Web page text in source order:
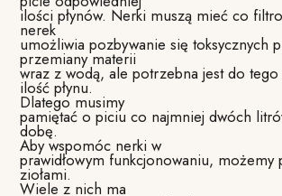
ilości płynów. Nerki muszą mieć co
nerek
umożliwia pozbywanie się toksycznych
przemiany materii
wraz z wodą, ale potrzebna jest do
ilość płynu.
Dlatego musimy
pamiętać o piciu co najmniej dwóch
dobę.
Aby wspomóc nerki w
prawidłowym funkcjonowaniu, możemy
ziołami.
Wiele z nich ma